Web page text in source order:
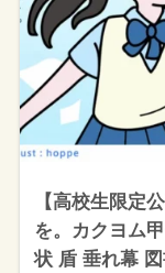
【高校生限定
を。カクヨム
状 盾 垂れ幕 図